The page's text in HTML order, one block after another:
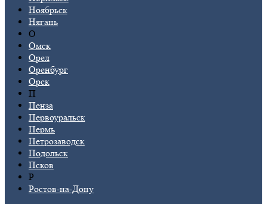
Ноябрьск
Нягань
О
Омск
Орел
Оренбург
Орск
П
Пенза
Первоуральск
Пермь
Петрозаводск
Подольск
Псков
Р
Ростов-на-Дону